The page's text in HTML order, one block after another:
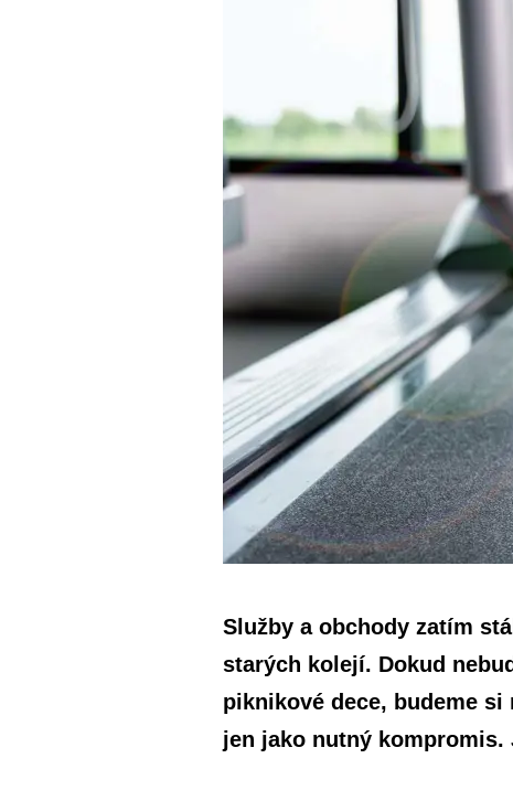
Služby a obchody zatím
starých kolejí. Dokud
piknikové dece, budeme
jen jako nutný kompromis.